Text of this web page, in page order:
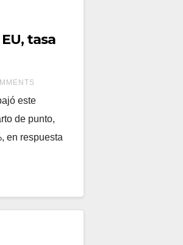
tasa
este
de punto,
en respuesta